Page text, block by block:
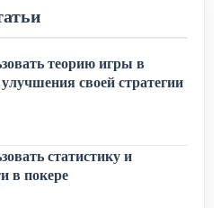
теорию игры в
своей стратегии
статистику и
в покере